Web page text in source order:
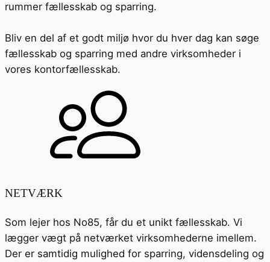
rummer fællesskab og sparring.
Bliv en del af et godt miljø hvor du hver dag kan søge
fællesskab og sparring med andre virksomheder i
vores kontorfællesskab.
NETVÆRK
Som lejer hos No85, får du et unikt fællesskab. Vi
lægger vægt på netværket virksomhederne imellem.
Der er samtidig mulighed for sparring, vidensdeling og